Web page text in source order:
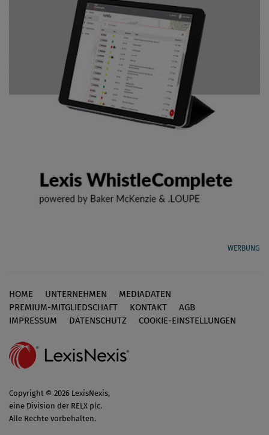
WERBUNG
Footer
HOME UNTERNEHMEN
MEDIADATEN
PREMIUM-MITGLIEDSCHAFT
KONTAKT
AGB
IMPRESSUM
DATENSCHUTZ COOKIE-EINSTELLUNGEN
Copyright © 2026 LexisNexis,
eine Division der RELX plc.
Alle Rechte vorbehalten.